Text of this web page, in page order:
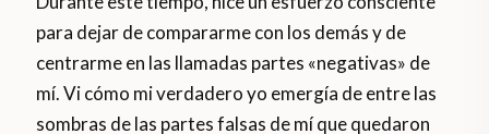
para dejar de compararme con los demás y de
centrarme en las llamadas partes «negativas» de
mí. Vi cómo mi verdadero yo emergía de entre las
sombras de las partes falsas de mí que quedaron